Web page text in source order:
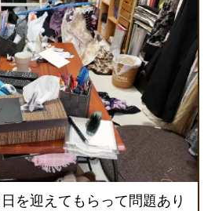
を迎えてもらって問題あり